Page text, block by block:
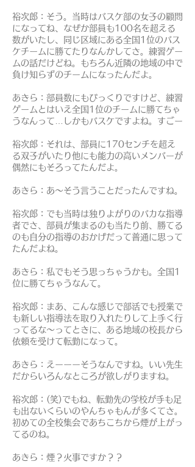
裕次郎：そう。当時はバスケ部の女子の顧問
になってね、なぜか部員も100名を超える
数がいたし、同じ区域にある全国1位のバス
ケチームに勝てたりなんかしてさ。練習ゲー
ムの話だけどね。もちろん近隣の地域の中で
負け知らずのチームになったんだよ。
あきら：部員数にもびっくりですけど、練習
ゲームとはいえ全国1位のチームに勝てちゃ
うなんって…しかもバスケですよね。すごー
裕次郎：それは、部員に170センチを超え
る双子がいたり他にも能力の高いメンバーが
偶然にもそろってたんだよ。
あきら：あ～そう言うことだったんですね。
裕次郎：でも当時は独りよがりのバカな指導
者でさ、部員が集まるのも当たり前、勝てる
のも自分の指導のおかげだって普通に思って
たんだよね。
あきら：私でもそう思っちゃうかも。全国1
位に勝てちゃうなんて。
裕次郎：まあ、こんな感じで部活でも授業で
も新しい指導法を取り入れたりして上手く行
ってるな～ってときに、ある地域の校長から
依頼を受けて転勤になって。
あきら：えーーーそうなんですね。いい先生
だからいろんなところが欲しがりますね。
裕次郎：(笑)でもね、転勤先の学校が手も足
も出ないくらいのやんちゃもんが多くてさ。
初めての全校集会であちこちから煙が上がっ
てるのね。
あきら：煙？火事ですか？？